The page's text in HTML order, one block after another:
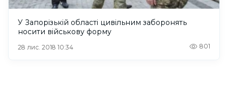
У Запорізькій області цивільним заборонять
носити військову форму
28 лис. 2018 10:34 801